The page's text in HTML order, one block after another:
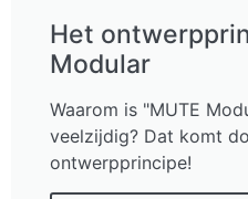
Het
Modular
Waarom is "MUTE
veelzijdig? Dat komt
ontwerpprincipe!